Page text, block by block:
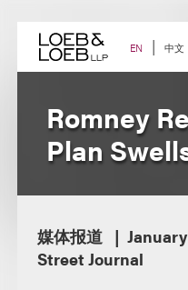
content EN 中文
Romney
Plan
媒体报道
Street Journal